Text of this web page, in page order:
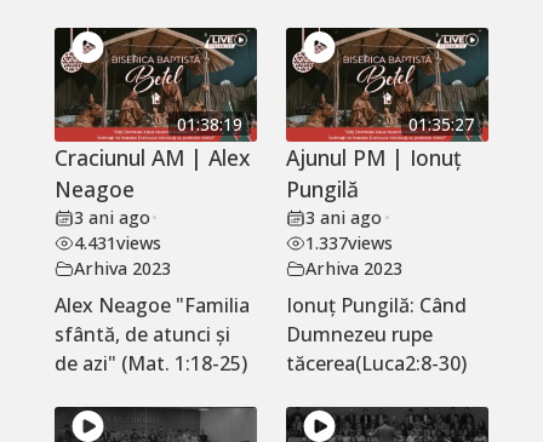
01:38:19
Craciunul AM | Alex
Neagoe
3 ani ago•
4.431views
Arhiva 2023
Alex Neagoe "Familia
sfântă, de atunci și
de azi" (Mat. 1:18-25)
01:35:27
Ajunul PM | Ionuț
Pungilă
3 ani ago •
1.337views
Arhiva 2023
Ionuț Pungilă: Când
Dumnezeu rupe
tăcerea(Luca2:8-30)